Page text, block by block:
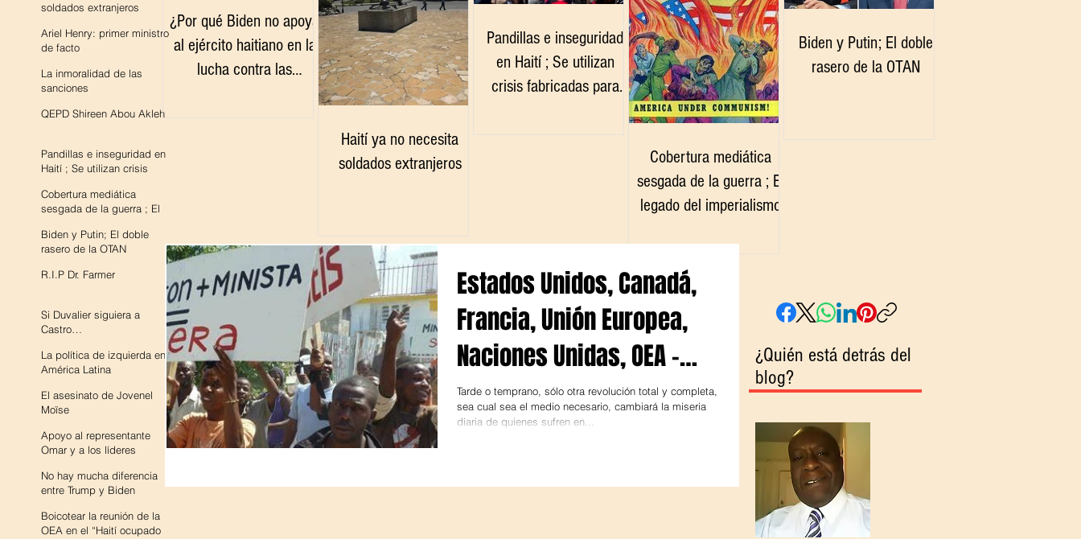
soldados extranjeros
Ariel Henry: primer ministro
de facto
La inmoralidad de las
sanciones
QEPD Shireen Abou Akleh
Pandillas e inseguridad en
Haití ; Se utilizan crisis
intervención extranjera
Cobertura mediática
sesgada de la guerra ; El
Biden y Putin; El doble
rasero de la OTAN
R.I.P Dr. Farmer
Si Duvalier siguiera a
Castro…
La política de izquierda en
América Latina
El asesinato de Jovenel
Moïse
Apoyo al representante
Omar y a los líderes
No hay mucha diferencia
entre Trump y Biden
Boicotear la reunión de la
OEA en el “Haití ocupado
¿Por qué Biden no apoya
al ejército haitiano en la
lucha contra las
Haití ya no necesita
soldados extranjeros
Pandillas e inseguridad
en Haití ; Se utilizan
crisis fabricadas para
Cobertura mediática
sesgada de la guerra ; El
legado del imperialismo
Biden y Putin; El doble
rasero de la OTAN
Estados Unidos, Canadá,
Francia, Unión Europea,
Naciones Unidas, OEA -
Cáncer Maligno Haití
Tarde o temprano, sólo otra revolución total y completa,
sea cual sea el medio necesario, cambiará la miseria
diaria de quienes sufren en...
¿Quién está detrás del
blog?